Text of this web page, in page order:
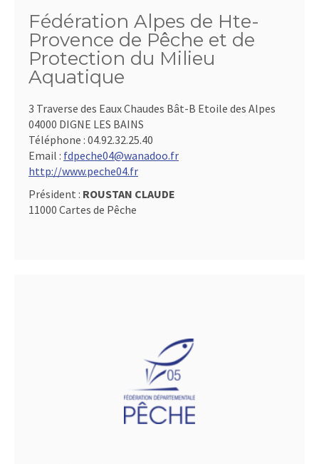
Fédération Alpes de Hte-
Provence de Pêche et de
Protection du Milieu
Aquatique
3 Traverse des Eaux Chaudes Bât-B Etoile des Alpes
04000 DIGNE LES BAINS
Téléphone : 04.92.32.25.40
Email : fdpeche04@wanadoo.fr
http://www.peche04.fr
Président : ROUSTAN CLAUDE
11000 Cartes de Pêche